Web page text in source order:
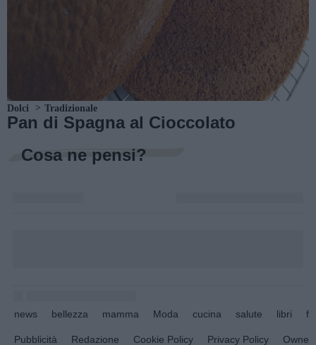
Dolci Tradizionale
Pan di Spagna al Cioccolato
Cosa ne pensi?
news bellezza mamma Moda cucina salute libri
Pubblicità Redazione Cookie Policy Privacy Policy